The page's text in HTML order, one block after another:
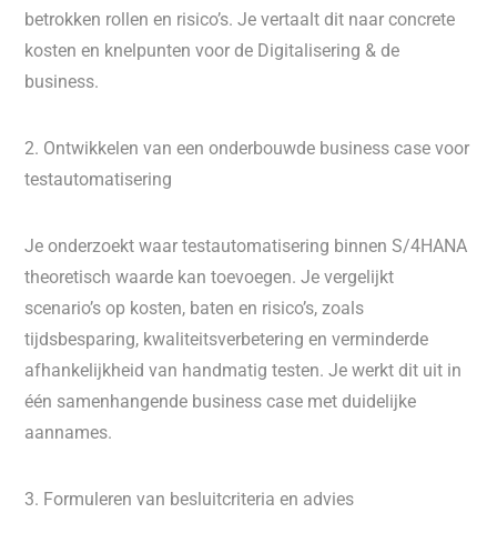
betrokken rollen en risico’s. Je vertaalt dit naar concrete
kosten en knelpunten voor de Digitalisering & de
business.
2. Ontwikkelen van een onderbouwde business case voor
testautomatisering
Je onderzoekt waar testautomatisering binnen S/4HANA
theoretisch waarde kan toevoegen. Je vergelijkt
scenario’s op kosten, baten en risico’s, zoals
tijdsbesparing, kwaliteitsverbetering en verminderde
afhankelijkheid van handmatig testen. Je werkt dit uit in
één samenhangende business case met duidelijke
aannames.
3. Formuleren van besluitcriteria en advies